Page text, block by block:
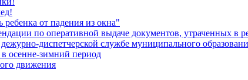
от падения из окна"
по оперативной выдаче документов, утраченных в
диспетчерской службе муниципального
в осенне-зимний период
движения